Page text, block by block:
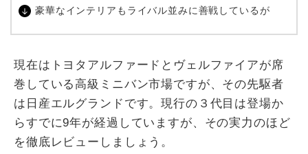
豪華なインテリアもライバル並みに善戦しているが
現在はトヨタアルファードとヴェルファイアが席
巻している高級ミニバン市場ですが、その先駆者
は日産エルグランドです。現行の３代目は登場か
らすでに9年が経過していますが、その実力のほど
を徹底レビューしましょう。